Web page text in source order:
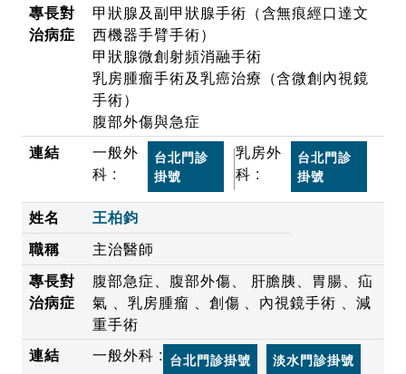
甲狀腺及副甲狀腺手術（含無痕經口達文
西機器手臂手術）
甲狀腺微創射頻消融手術
乳房腫瘤手術及乳癌治療（含微創內視鏡
手術）
腹部外傷與急症
一般外
科 :
台北門診
掛號
乳房外
科 :
台北門診
掛號
王柏鈞
主治醫師
腹部急症、腹部外傷、 肝膽胰、胃腸、疝
氣 、乳房腫瘤 、創傷 、內視鏡手術 、減
重手術
一般外科 : 台北門診掛號 淡水門診掛號